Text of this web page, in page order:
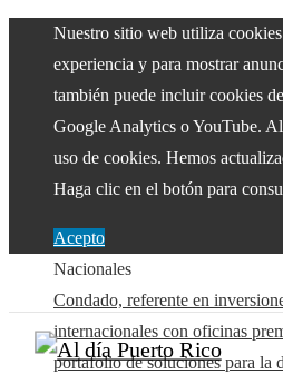
Nuestro sitio web utiliza cookies
experiencia y para mostrar
también puede incluir cookies
Google Analytics o YouTube.
uso de cookies. Hemos
Haga clic en el botón para
Acepto
Nacionales
Condado, referente en
internacionales con oficinas
portafolio de soluciones para la